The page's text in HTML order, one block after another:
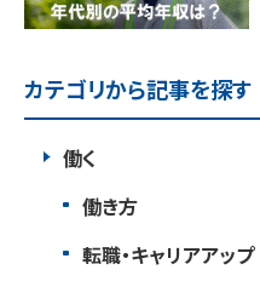
カテゴリから記事を探す
働く
働き方
転職・キャリアアップ